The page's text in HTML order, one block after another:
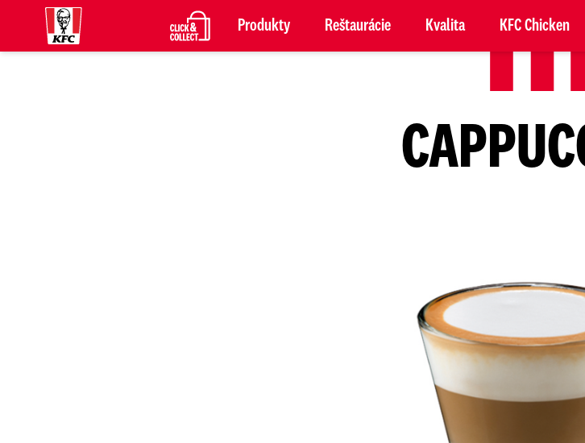
Produkty Reštaurácie Kvalita KFC Chicken